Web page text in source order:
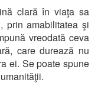
clară în viaţa sa
prin amabilitatea şi
vreodată ceva
care durează nu
ei. Se poate spune